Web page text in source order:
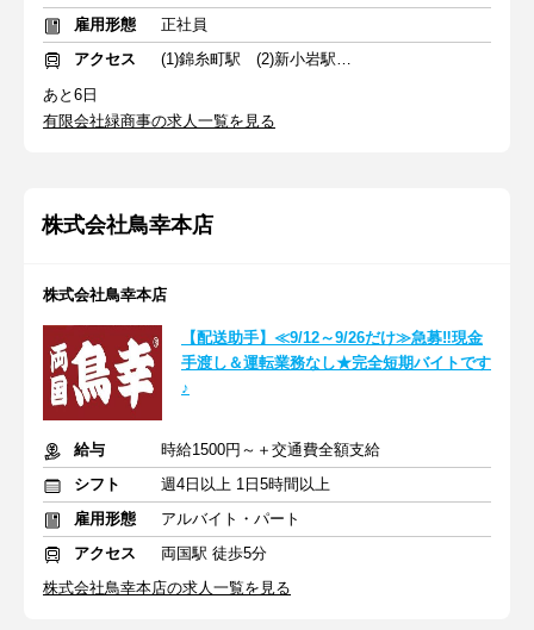
雇用形態
正社員
アクセス
(1)錦糸町駅 (2)新小岩駅 (3)馬喰町駅
あと6日
有限会社緑商事の求人一覧を見る
株式会社鳥幸本店
株式会社鳥幸本店
【配送助手】≪9/12～9/26だけ≫急募‼現金
手渡し＆運転業務なし★完全短期バイトです
♪
給与
時給1500円～＋交通費全額支給
シフト
週4日以上 1日5時間以上
雇用形態
アルバイト・パート
アクセス
両国駅 徒歩5分
株式会社鳥幸本店の求人一覧を見る